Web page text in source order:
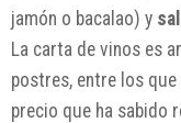
jamón o bacalao) y
La carta de vinos es
postres, entre los
precio que ha sabido